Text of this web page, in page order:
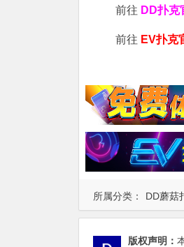
所属分类： DD蘑菇
前往 DD扑克
前往 EV扑克
版权声明：